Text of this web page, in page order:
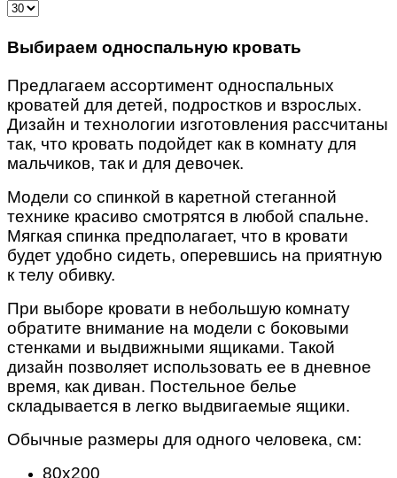
Выбираем односпальную кровать
Предлагаем ассортимент односпальных
кроватей для детей, подростков и взрослых.
Дизайн и технологии изготовления рассчитаны
так, что кровать подойдет как в комнату для
мальчиков, так и для девочек.
Модели со спинкой в каретной стеганной
технике красиво смотрятся в любой спальне.
Мягкая спинка предполагает, что в кровати
будет удобно сидеть, оперевшись на приятную
к телу обивку.
При выборе кровати в небольшую комнату
обратите внимание на модели с боковыми
стенками и выдвижными ящиками. Такой
дизайн позволяет использовать ее в дневное
время, как диван. Постельное белье
складывается в легко выдвигаемые ящики.
Обычные размеры для одного человека, см:
80х200